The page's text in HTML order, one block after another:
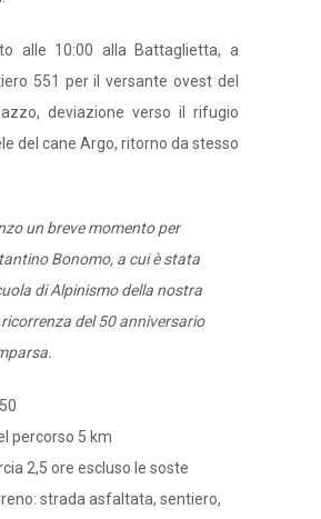
alle 10:00 alla Battaglietta, a
551 per il versante ovest del
deviazione verso il rifugio
del cane Argo, ritorno da stesso
un breve momento per
Bonomo, a cui è stata
di Alpinismo della nostra
ricorrenza del 50 anniversario
percorso 5 km
2,5 ore escluso le soste
strada asfaltata, sentiero,